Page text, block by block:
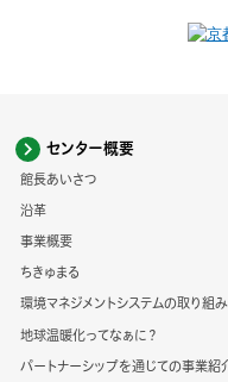
センター概要
館長あいさつ
沿革
事業概要
ちきゅまる
環境マネジメントシステムの取り組み
地球温暖化ってなぁに？
パートナーシップを通じての事業紹